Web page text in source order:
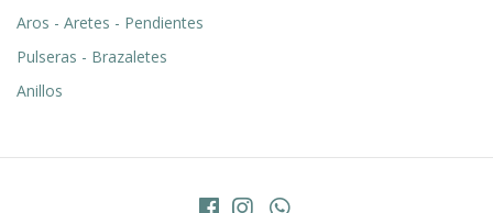
Aros - Aretes - Pendientes
Pulseras - Brazaletes
Anillos